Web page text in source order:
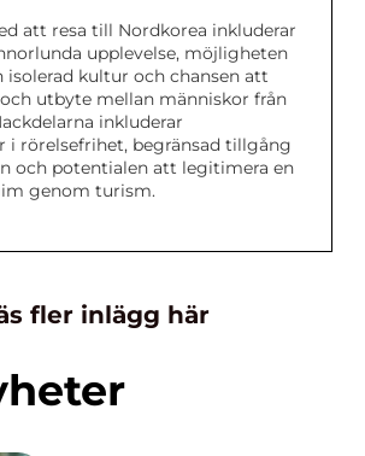
att resa till Nordkorea inkluderar
upplevelse, möjligheten
isolerad kultur och chansen att
utbyte mellan människor från
inkluderar
i rörelsefrihet, begränsad tillgång
och potentialen att legitimera en
genom turism.
fler inlägg här